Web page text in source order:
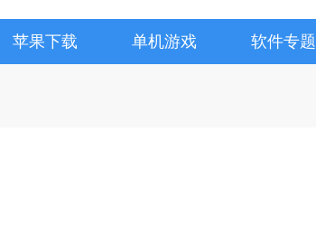
苹果下载 单机游戏 软件专题